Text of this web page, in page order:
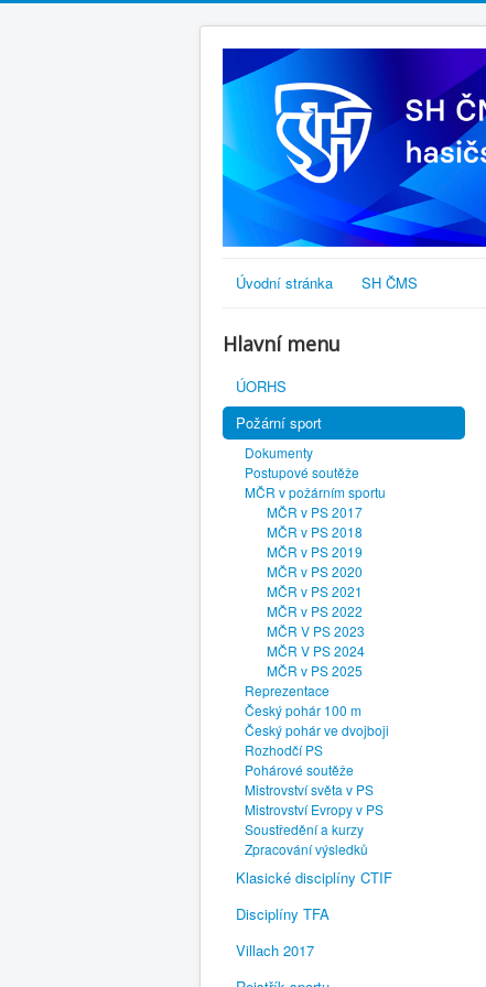
Úvodní stránka SH ČMS
Hlavní menu
ÚORHS
Požární sport
Dokumenty
Postupové soutěže
MČR v požárním sportu
MČR v PS 2017
MČR v PS 2018
MČR v PS 2019
MČR v PS 2020
MČR v PS 2021
MČR v PS 2022
MČR V PS 2023
MČR V PS 2024
MČR v PS 2025
Reprezentace
Český pohár 100 m
Český pohár ve dvojboji
Rozhodčí PS
Pohárové soutěže
Mistrovství světa v PS
Mistrovství Evropy v PS
Soustředění a kurzy
Zpracování výsledků
Klasické disciplíny CTIF
Disciplíny TFA
Villach 2017